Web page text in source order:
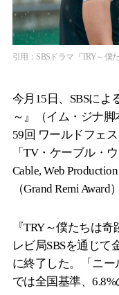
引用：SBSドラマ『TRY～僕
今月15日、SBSによ
～』（イム・ジナ
59回 ワールドフェ
「TV・ケーブル・
Cable, Web
（Grand Remi Award
『TRY～僕たちは
レビ局SBSを通じて
に終了した。「ニ
では全国基準、6.8%